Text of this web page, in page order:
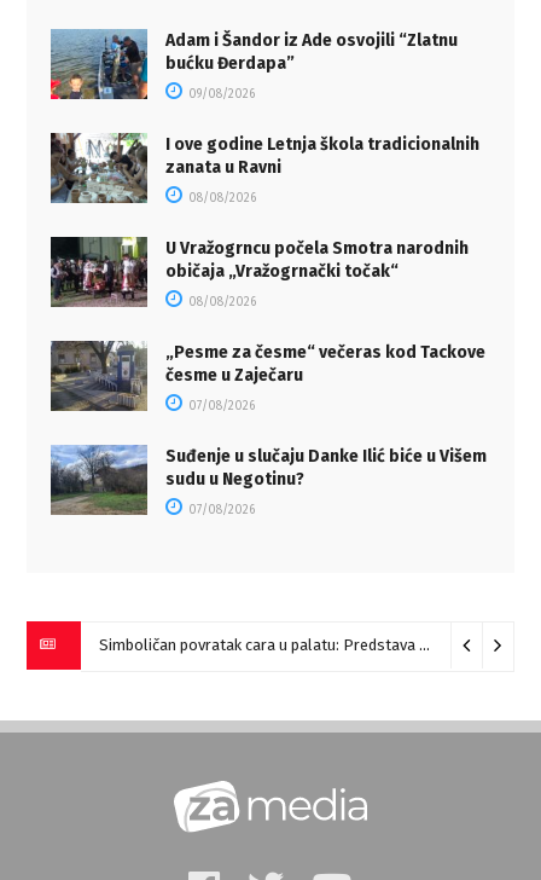
Adam i Šandor iz Ade osvojili “Zlatnu
bućku Đerdapa”
09/08/2026
I ove godine Letnja škola tradicionalnih
zanata u Ravni
08/08/2026
U Vražogrncu počela Smotra narodnih
običaja „Vražogrnački točak“
08/08/2026
„Pesme za česme“ večeras kod Tackove
česme u Zaječaru
07/08/2026
Suđenje u slučaju Danke Ilić biće u Višem
sudu u Negotinu?
07/08/2026
Simboličan povratak cara u palatu: Predstava “Galerije” na Romulijani